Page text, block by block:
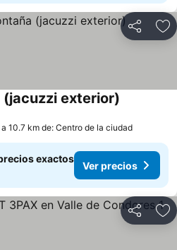
Compartir
(jacuzzi exterior)
a 10.7 km de: Centro de la ciudad
exactos
Ver precios
Compartir